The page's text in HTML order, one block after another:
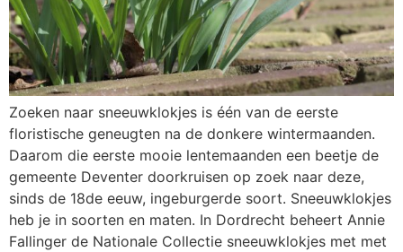
Zoeken naar sneeuwklokjes is één van de eerste
floristische geneugten na de donkere wintermaanden.
Daarom die eerste mooie lentemaanden een beetje de
gemeente Deventer doorkruisen op zoek naar deze,
sinds de 18de eeuw, ingeburgerde soort. Sneeuwklokjes
heb je in soorten en maten. In Dordrecht beheert Annie
Fallinger de Nationale Collectie sneeuwklokjes met met